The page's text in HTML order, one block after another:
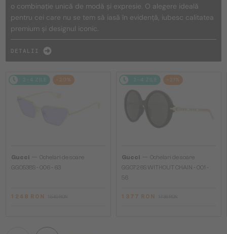
o combinație unică de modă și expresie. O alegere ideală
pentru cei care nu se tem să iasă în evidență, iubesc calitatea
premium și designul iconic.
DETALII
2-4 ZILE -20%
Gucci
Ochelari de soare
GG0538S - 006 - 63
1 248 RON
2-4 ZILE -21%
Gucci
Ochelari de soare
GG0726S WITHOUT CHAIN - 001 -
56
1 377 RON